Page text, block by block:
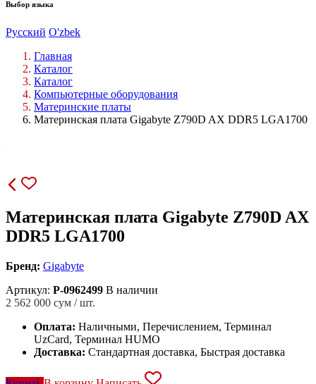
Выбор языка
Русский O'zbek
Главная
Каталог
Каталог
Компьютерные оборудования
Материнские платы
Материнская плата Gigabyte Z790D AX DDR5 LGA1700
Материнская плата Gigabyte Z790D AX
DDR5 LGA1700
Бренд: Gigabyte
Артикул: P-0962499 В наличии
2 562 000 сум / шт.
Оплата: Наличными, Перечислением, Терминал
UzCard, Терминал HUMO
Доставка: Стандартная доставка, Быстрая доставка